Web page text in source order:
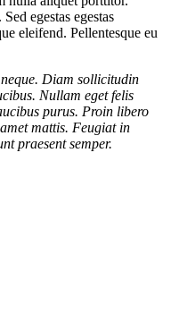
egestas egestas
eleifend. Pellentesque eu
Diam sollicitudin
Nullam eget felis
purus. Proin libero
mattis. Feugiat in
praesent semper.